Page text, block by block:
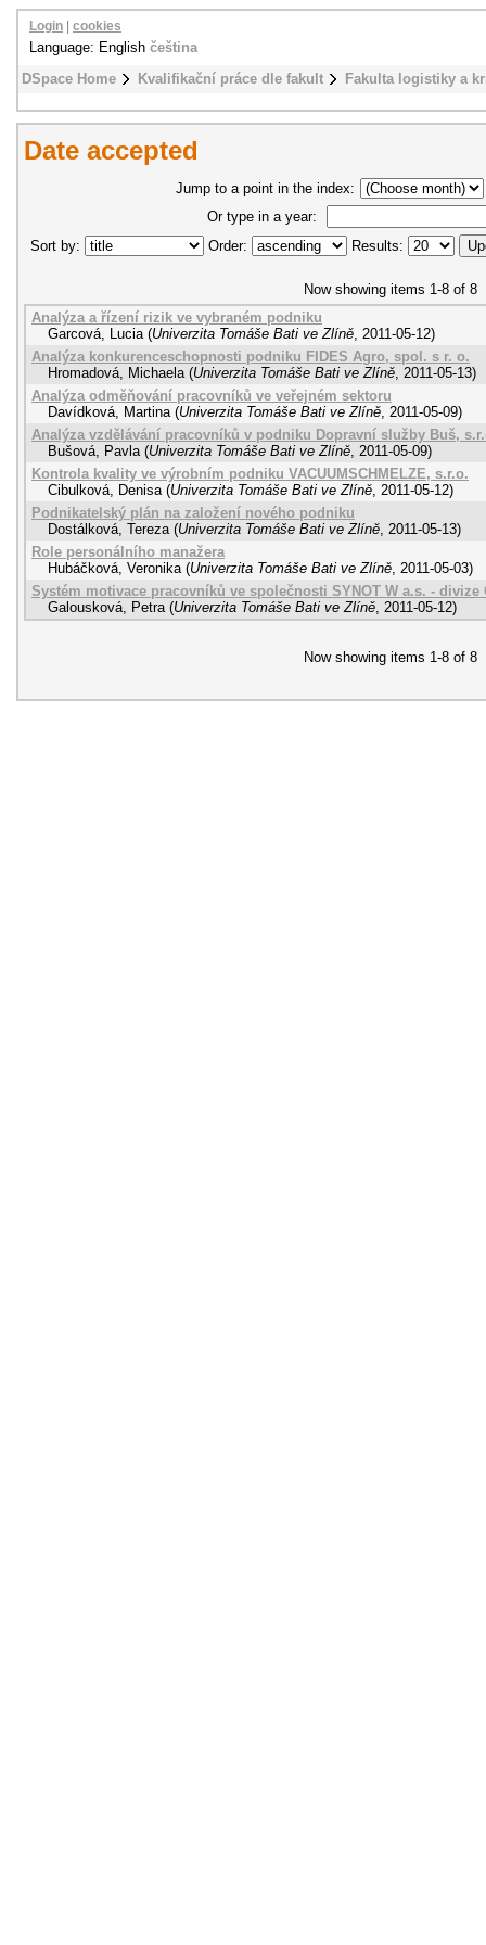
DSpace Home Kvalifikační práce dle fakult Fakulta logistiky a
Login cookies
Language: English čeština
Date accepted
Jump to a point in the index:
Or type in a year:
Sort by:
Order: Results:
Now showing items 1-8 of 8
Analýza a řízení rizik ve vybraném podniku
Garcová, Lucia (Univerzita Tomáše Bati ve Zlíně, 2011-05-12)
Analýza konkurenceschopnosti podniku FIDES Agro, spol. s r. o.
Hromadová, Michaela (Univerzita Tomáše Bati ve Zlíně, 2011-05-13)
Analýza odměňování pracovníků ve veřejném sektoru
Davídková, Martina (Univerzita Tomáše Bati ve Zlíně, 2011-05-09)
Analýza vzdělávání pracovníků v podniku Dopravní služby Buš,
Bušová, Pavla (Univerzita Tomáše Bati ve Zlíně, 2011-05-09)
Kontrola kvality ve výrobním podniku VACUUMSCHMELZE, s.r.o.
Cibulková, Denisa (Univerzita Tomáše Bati ve Zlíně, 2011-05-12)
Podnikatelský plán na založení nového podniku
Dostálková, Tereza (Univerzita Tomáše Bati ve Zlíně, 2011-05-13)
Role personálního manažera
Hubáčková, Veronika (Univerzita Tomáše Bati ve Zlíně, 2011-05-03)
Systém motivace pracovníků ve společnosti SYNOT W a.s. - divize
Galousková, Petra (Univerzita Tomáše Bati ve Zlíně, 2011-05-12)
Now showing items 1-8 of 8